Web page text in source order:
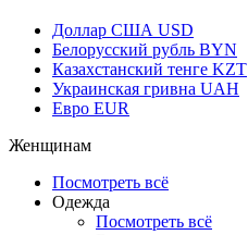
Доллар США USD
Белорусский рубль BYN
Казахстанский тенге KZT
Украинская гривна UAH
Евро EUR
Женщинам
Посмотреть всё
Одежда
Посмотреть всё